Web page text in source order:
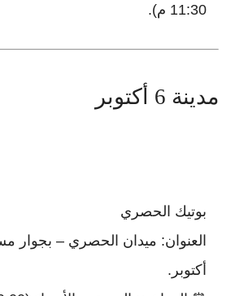
11:30 م).
مدينة 6 أكتوبر
بوتيك الحصري
أكتوبر.